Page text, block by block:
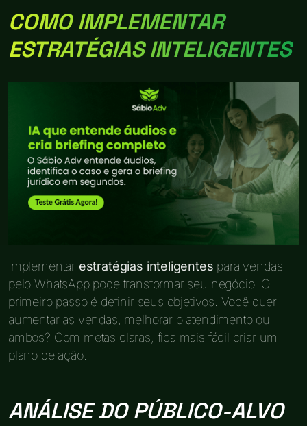
COMO IMPLEMENTAR
ESTRATÉGIAS INTELIGENTES
Implementar estratégias inteligentes para vendas
pelo WhatsApp pode transformar seu negócio. O
primeiro passo é definir seus objetivos. Você quer
aumentar as vendas, melhorar o atendimento ou
ambos? Com metas claras, fica mais fácil criar um
plano de ação.
ANÁLISE DO PÚBLICO-ALVO